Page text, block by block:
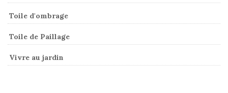
Toile d'ombrage
Toile de Paillage
Vivre au jardin